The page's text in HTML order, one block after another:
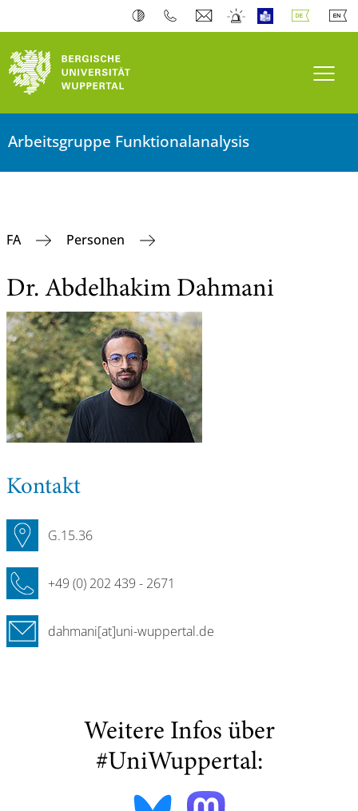
Arbeitsgruppe Funktionalanalysis
FA Personen
Dr. Abdelhakim Dahmani
Kontakt
G.15.36
+49 (0) 202 439 - 2671
dahmani[at]uni-wuppertal.de
Weitere Infos über
#UniWuppertal: